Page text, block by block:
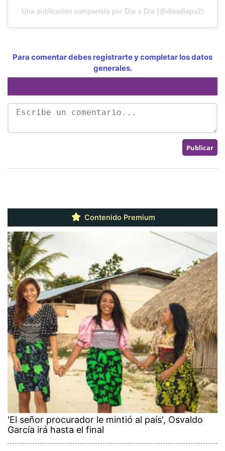
Una publicación compartida por Día a Día (@diaadiapa2)
Para comentar debes registrarte y completar los datos
generales.
Contenido Premium
'El señor procurador le mintió al país', Osvaldo
García irá hasta el final